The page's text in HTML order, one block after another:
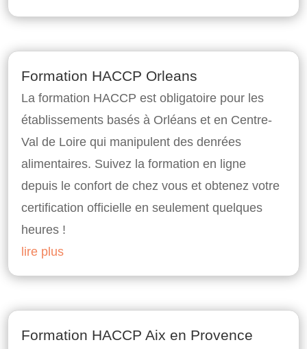
Formation HACCP Orleans
La formation HACCP est obligatoire pour les
établissements basés à Orléans et en Centre-
Val de Loire qui manipulent des denrées
alimentaires. Suivez la formation en ligne
depuis le confort de chez vous et obtenez votre
certification officielle en seulement quelques
heures !
lire plus
Formation HACCP Aix en Provence